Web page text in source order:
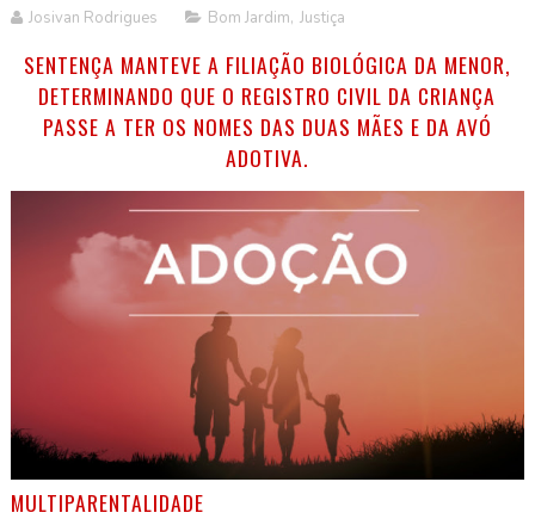
Josivan Rodrigues Bom Jardim, Justiça
SENTENÇA MANTEVE A FILIAÇÃO BIOLÓGICA DA MENOR,
DETERMINANDO QUE O REGISTRO CIVIL DA CRIANÇA
PASSE A TER OS NOMES DAS DUAS MÃES E DA AVÓ
ADOTIVA.
MULTIPARENTALIDADE